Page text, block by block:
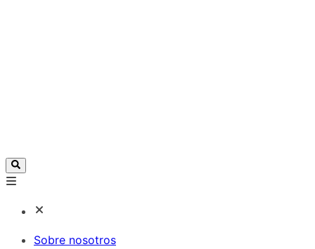
Sobre nosotros